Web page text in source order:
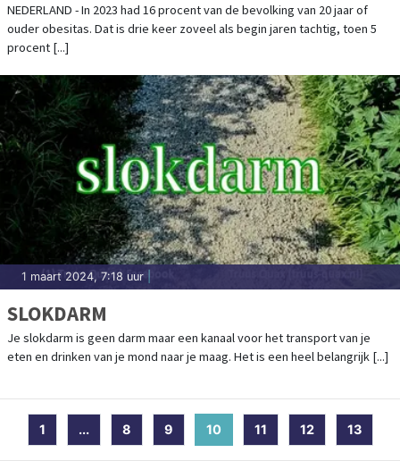
NEDERLAND - In 2023 had 16 procent van de bevolking van 20 jaar of
ouder obesitas. Dat is drie keer zoveel als begin jaren tachtig, toen 5
procent [...]
1 maart 2024, 7:18 uur
SLOKDARM
Je slokdarm is geen darm maar een kanaal voor het transport van je
eten en drinken van je mond naar je maag. Het is een heel belangrijk [...]
1 ... 8 9 10 (current)
11 12 13